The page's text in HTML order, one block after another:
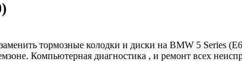
тормозные колодки и диски на BMW 5 Series
Компьютерная диагностика , и ремонт всех